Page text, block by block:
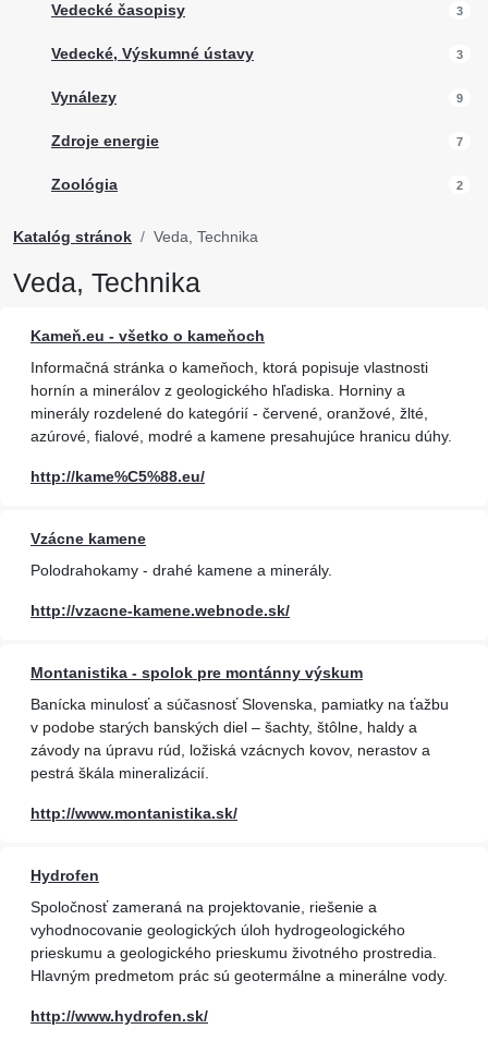
Vedecké časopisy 3
Vedecké, Výskumné ústavy 3
Vynálezy 9
Zdroje energie 7
Zoológia 2
Katalóg stránok Veda, Technika
Veda, Technika
Kameň.eu - všetko o kameňoch
Informačná stránka o kameňoch, ktorá popisuje vlastnosti
hornín a minerálov z geologického hľadiska. Horniny a
minerály rozdelené do kategórií - červené, oranžové, žlté,
azúrové, fialové, modré a kamene presahujúce hranicu dúhy.
http://kame%C5%88.eu/
Vzácne kamene
Polodrahokamy - drahé kamene a minerály.
http://vzacne-kamene.webnode.sk/
Montanistika - spolok pre montánny výskum
Banícka minulosť a súčasnosť Slovenska, pamiatky na ťažbu
v podobe starých banských diel – šachty, štôlne, haldy a
závody na úpravu rúd, ložiská vzácnych kovov, nerastov a
pestrá škála mineralizácií.
http://www.montanistika.sk/
Hydrofen
Spoločnosť zameraná na projektovanie, riešenie a
vyhodnocovanie geologických úloh hydrogeologického
prieskumu a geologického prieskumu životného prostredia.
Hlavným predmetom prác sú geotermálne a minerálne vody.
http://www.hydrofen.sk/